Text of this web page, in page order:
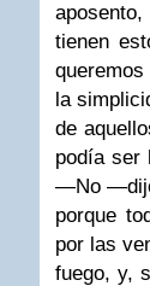
tienen
la
de
podía ser
—No
porque
por las
fuego, y,